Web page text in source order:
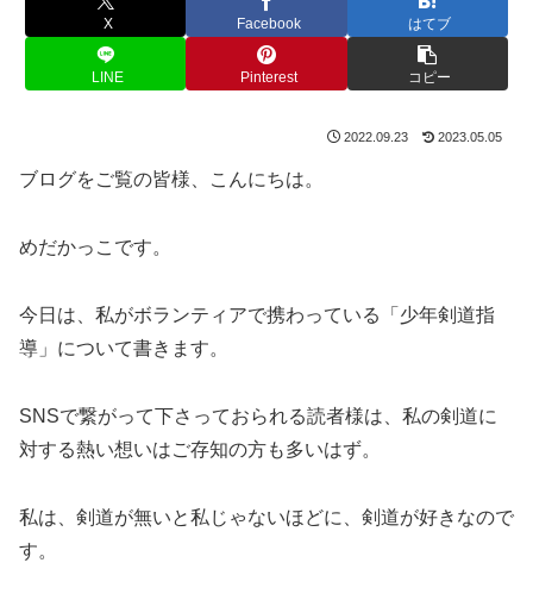
X Facebook はてブ
LINE Pinterest コピー
2022.09.23 2023.05.05
ブログをご覧の皆様、こんにちは。
めだかっこです。
今日は、私がボランティアで携わっている「少年剣道指
導」について書きます。
SNSで繋がって下さっておられる読者様は、私の剣道に
対する熱い想いはご存知の方も多いはず。
私は、剣道が無いと私じゃないほどに、剣道が好きなので
す。